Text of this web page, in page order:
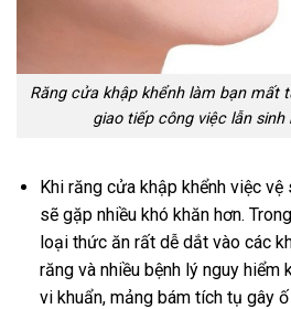
Răng cửa khập khểnh làm bạn mất
giao tiếp công việc lẫn sinh
Khi răng cửa khập khểnh việc
sẽ gặp nhiều khó khăn hơn.
loại thức ăn rất dễ dắt vào các
răng và nhiều bệnh lý nguy hiểm
vi khuẩn, mảng bám tích tụ gây